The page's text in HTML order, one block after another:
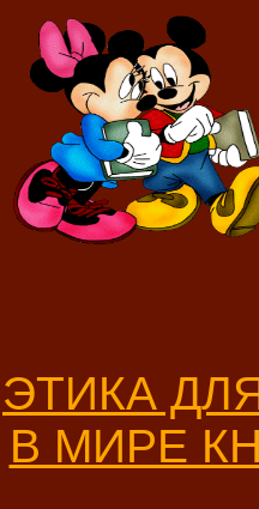
ЭТИКА
В МИРЕ